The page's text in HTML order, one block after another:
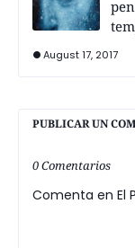
August 17, 2017
PUBLICAR UN
0 Comentarios
Comenta en El